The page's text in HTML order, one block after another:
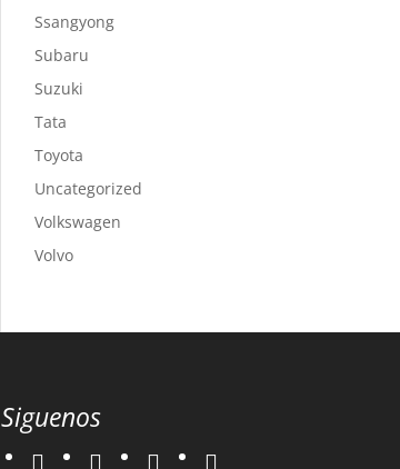
Ssangyong
Subaru
Suzuki
Tata
Toyota
Uncategorized
Volkswagen
Volvo
Siguenos
twitter instagramfacebook google